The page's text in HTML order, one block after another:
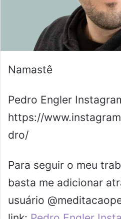
Namastê
Pedro Engler
https://
dro/
Para seguir o meu
basta me adicionar
usuário